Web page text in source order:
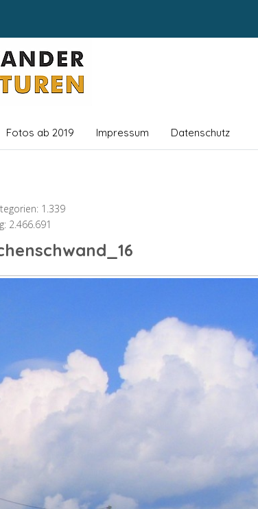
Fotos ab 2019 Impressum Datenschutz
1.339
2.466.691